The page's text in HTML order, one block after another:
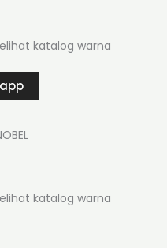
katalog warna
katalog warna